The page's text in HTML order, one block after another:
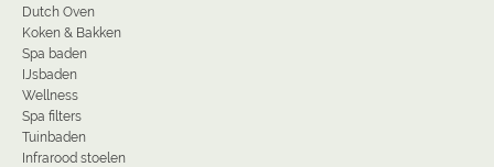
Dutch Oven
Koken & Bakken
Spa baden
IJsbaden
Wellness
Spa filters
Tuinbaden
Infrarood stoelen